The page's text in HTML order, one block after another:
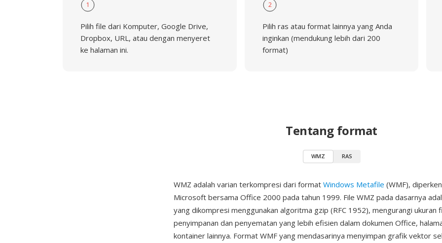
1
Pilih file dari Komputer, Google Drive,
Dropbox, URL, atau dengan menyeret
ke halaman ini.
2
Pilih ras atau format lainnya yang Anda
inginkan (mendukung lebih dari 200
format)
Tentang format
WMZ RAS
WMZ adalah varian terkompresi dari format Windows Metafile (WMF),
Microsoft bersama Office 2000 pada tahun 1999. File WMZ pada dasarnya
yang dikompresi menggunakan algoritma gzip (RFC 1952), mengurangi ukuran
penyimpanan dan penyematan yang lebih efisien dalam dokumen Office,
kontainer lainnya. Format WMF yang mendasarinya menyimpan grafik vektor